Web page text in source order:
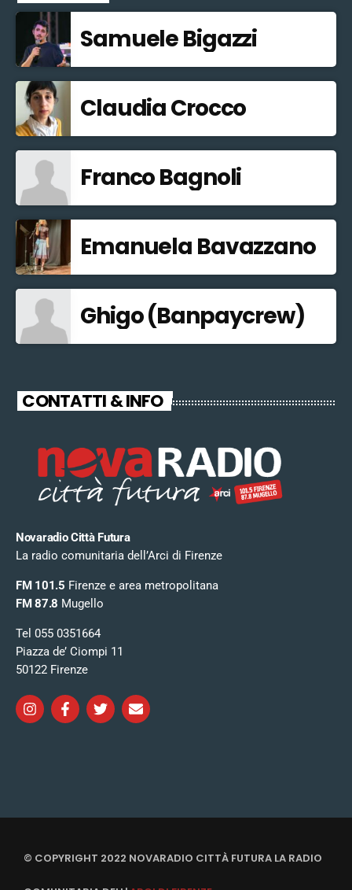
Samuele Bigazzi
Claudia Crocco
Franco Bagnoli
Emanuela Bavazzano
Ghigo (Banpaycrew)
CONTATTI & INFO
Novaradio Città Futura
La radio comunitaria dell’Arci di Firenze
FM 101.5 Firenze e area metropolitana
FM 87.8 Mugello
Tel 055 0351664
Piazza de’ Ciompi 11
50122 Firenze
© COPYRIGHT 2022 NOVARADIO CITTÀ FUTURA LA RADIO